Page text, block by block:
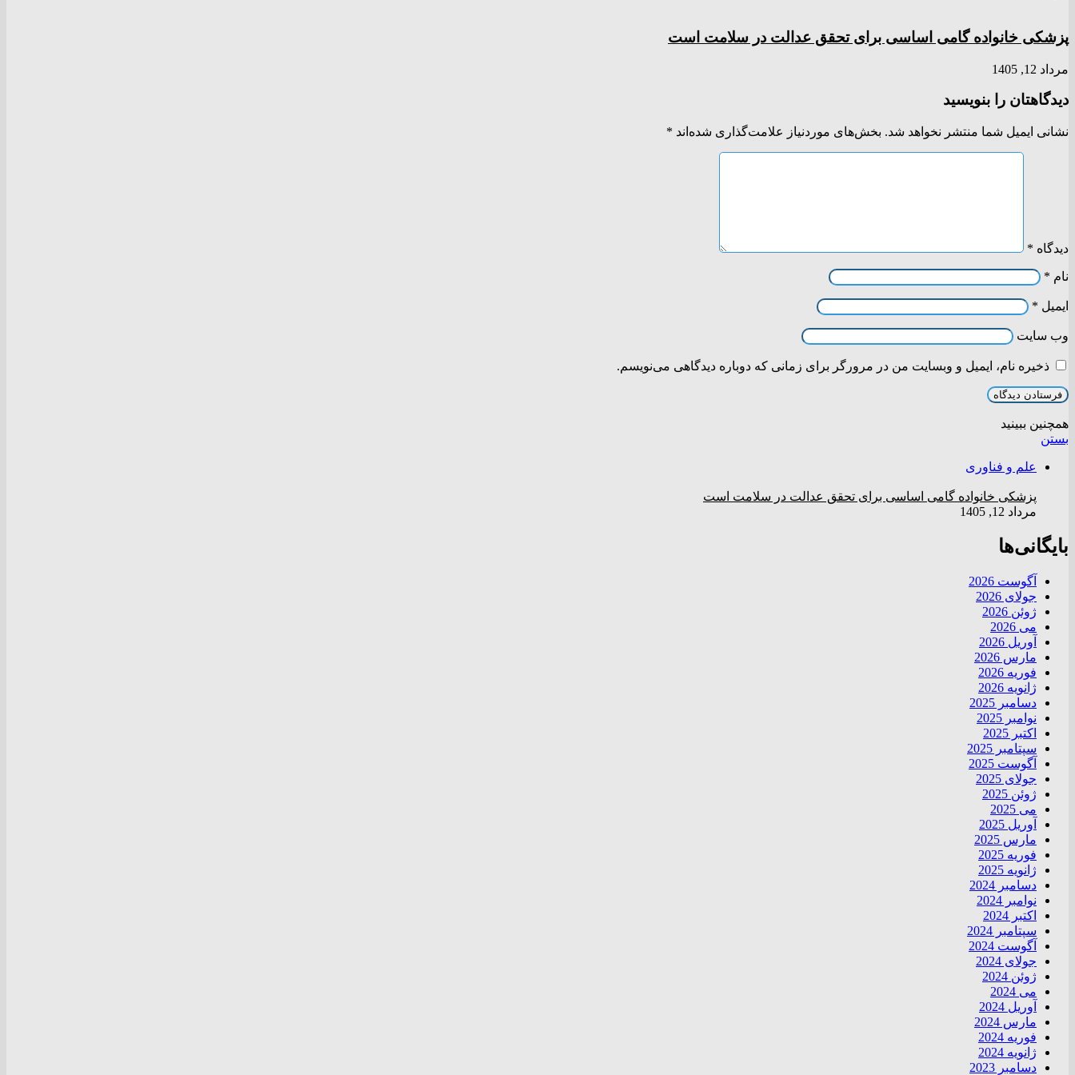
پزشکی خانواده گامی اساسی برای تحقق عدالت در سلامت است
مرداد 12, 1405
دیدگاهتان را بنویسید
نشانی ایمیل شما منتشر نخواهد شد. بخش‌های موردنیاز علامت‌گذاری شده‌اند *
دیدگاه *
نام *
ایمیل *
وب‌ سایت
ذخیره نام، ایمیل و وبسایت من در مرورگر برای زمانی که دوباره دیدگاهی می‌نویسم.
همچنین ببینید
بستن
علم و فناوری
پزشکی خانواده گامی اساسی برای تحقق عدالت در سلامت است
مرداد 12, 1405
بایگانی‌ها
آگوست 2026
جولای 2026
ژوئن 2026
می 2026
آوریل 2026
مارس 2026
فوریه 2026
ژانویه 2026
دسامبر 2025
نوامبر 2025
اکتبر 2025
سپتامبر 2025
آگوست 2025
جولای 2025
ژوئن 2025
می 2025
آوریل 2025
مارس 2025
فوریه 2025
ژانویه 2025
دسامبر 2024
نوامبر 2024
اکتبر 2024
سپتامبر 2024
آگوست 2024
جولای 2024
ژوئن 2024
می 2024
آوریل 2024
مارس 2024
فوریه 2024
ژانویه 2024
دسامبر 2023